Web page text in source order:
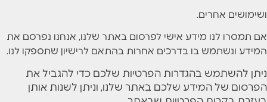
ושימושים אחרים.
אם תמסרו לנו מידע אישי לפרסום באתר שלנו, אנחנו נפרסם את
המידע ונשתמש בו בדרכים אחרות בהתאם לרישיון שתספקו לנו.
ניתן להשתמש בהגדרות הפרטיות שלכם כדי להגביל את
הפרסום של המידע שלכם באתר שלנו, וניתן לשנות אותן